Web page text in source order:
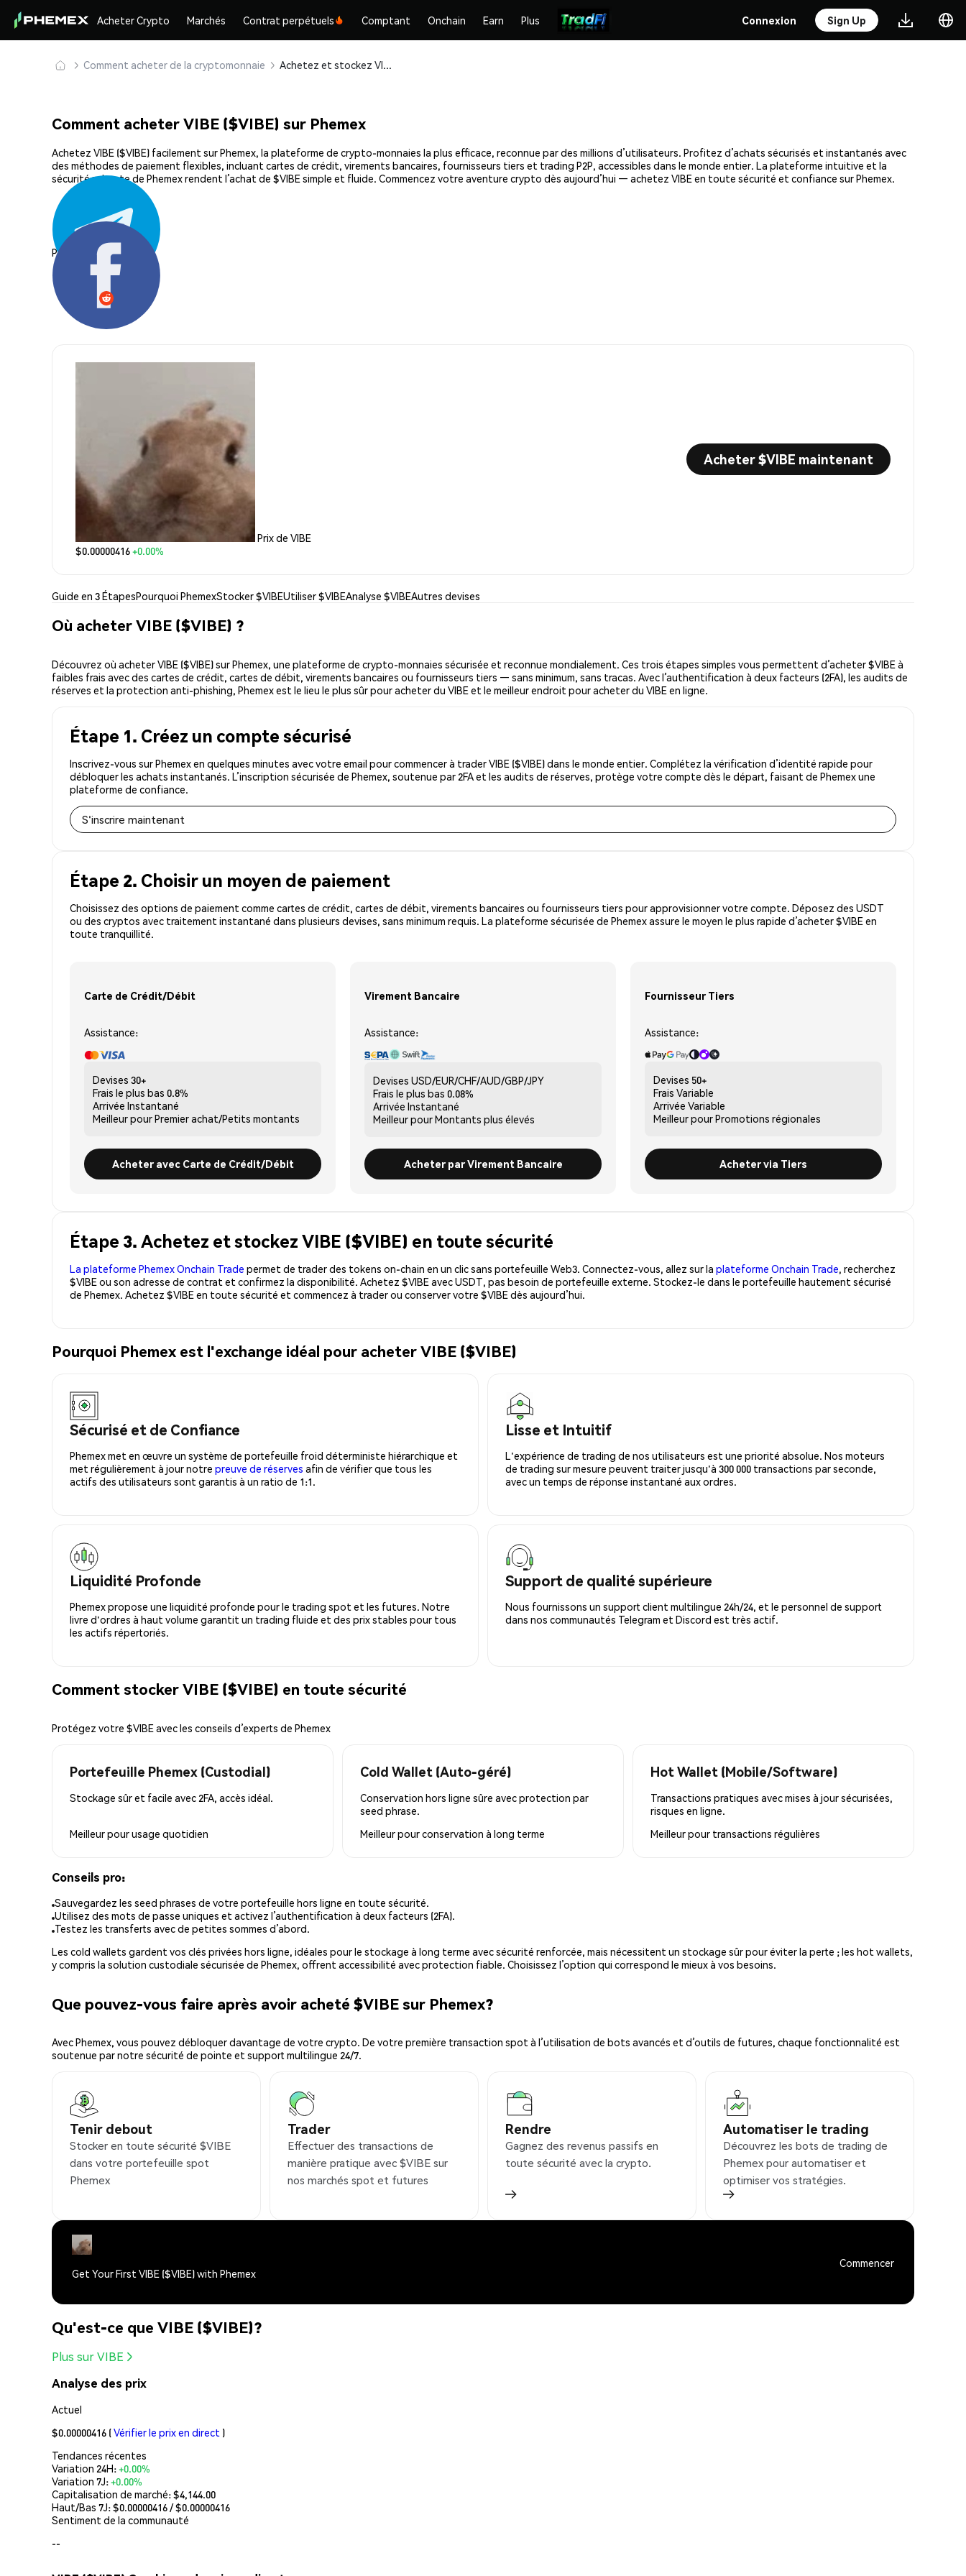
Acheter Crypto Marchés Contrat perpétuels Comptant Onchain Earn Plus Connexion Sign Up
Comment acheter de la cryptomonnaie Achetez et stockez VIBE ($VIBE) en toute sécurité
Comment acheter VIBE ($VIBE) sur Phemex
Achetez VIBE ($VIBE) facilement sur Phemex, la plateforme de crypto-monnaies la plus efficace, reconnue par des millions d’utilisateurs. Profitez d’achats sécurisés et instantanés avec
des méthodes de paiement flexibles, incluant cartes de crédit, virements bancaires, fournisseurs tiers et trading P2P, accessibles dans le monde entier. La plateforme intuitive et la
sécurité robuste de Phemex rendent l’achat de $VIBE simple et fluide. Commencez votre aventure crypto dès aujourd’hui — achetez VIBE en toute sécurité et confiance sur Phemex.
Partager:
Prix de VIBE
$0.00000416+0.00%
Acheter $VIBE maintenant
Guide en 3 ÉtapesPourquoi PhemexStocker $VIBEUtiliser $VIBEAnalyse $VIBEAutres devises
Où acheter VIBE ($VIBE) ?
Découvrez où acheter VIBE ($VIBE) sur Phemex, une plateforme de crypto-monnaies sécurisée et reconnue mondialement. Ces trois étapes simples vous permettent d’acheter $VIBE à
faibles frais avec des cartes de crédit, cartes de débit, virements bancaires ou fournisseurs tiers — sans minimum, sans tracas. Avec l’authentification à deux facteurs (2FA), les audits de
réserves et la protection anti-phishing, Phemex est le lieu le plus sûr pour acheter du VIBE et le meilleur endroit pour acheter du VIBE en ligne.
Étape 1. Créez un compte sécurisé
Inscrivez-vous sur Phemex en quelques minutes avec votre email pour commencer à trader VIBE ($VIBE) dans le monde entier. Complétez la vérification d’identité rapide pour
débloquer les achats instantanés. L’inscription sécurisée de Phemex, soutenue par 2FA et les audits de réserves, protège votre compte dès le départ, faisant de Phemex une
plateforme de confiance.
S'inscrire maintenant
Étape 2. Choisir un moyen de paiement
Choisissez des options de paiement comme cartes de crédit, cartes de débit, virements bancaires ou fournisseurs tiers pour approvisionner votre compte. Déposez des USDT
ou des cryptos avec traitement instantané dans plusieurs devises, sans minimum requis. La plateforme sécurisée de Phemex assure le moyen le plus rapide d’acheter $VIBE en
toute tranquillité.
Carte de Crédit/Débit
Assistance:
Devises 30+
Frais le plus bas 0.8%
Arrivée Instantané
Meilleur pourPremier achat/Petits montants
Acheter avec Carte de Crédit/Débit
Virement Bancaire
Assistance:
Devises USD/EUR/CHF/AUD/GBP/JPY
Frais le plus bas 0.08%
Arrivée Instantané
Meilleur pourMontants plus élevés
Acheter par Virement Bancaire
Fournisseur Tiers
Assistance:
Devises 50+
Frais Variable
Arrivée Variable
Meilleur pourPromotions régionales
Acheter via Tiers
Étape 3. Achetez et stockez VIBE ($VIBE) en toute sécurité
La plateforme Phemex Onchain Trade permet de trader des tokens on-chain en un clic sans portefeuille Web3. Connectez-vous, allez sur la plateforme Onchain Trade, recherchez
$VIBE ou son adresse de contrat et confirmez la disponibilité. Achetez $VIBE avec USDT, pas besoin de portefeuille externe. Stockez-le dans le portefeuille hautement sécurisé
de Phemex. Achetez $VIBE en toute sécurité et commencez à trader ou conserver votre $VIBE dès aujourd’hui.
Pourquoi Phemex est l'exchange idéal pour acheter VIBE ($VIBE)
Sécurisé et de Confiance
Phemex met en œuvre un système de portefeuille froid déterministe hiérarchique et
met régulièrement à jour notre preuve de réserves afin de vérifier que tous les
actifs des utilisateurs sont garantis à un ratio de 1:1.
Lisse et Intuitif
L'expérience de trading de nos utilisateurs est une priorité absolue. Nos moteurs
de trading sur mesure peuvent traiter jusqu'à 300 000 transactions par seconde,
avec un temps de réponse instantané aux ordres.
Liquidité Profonde
Phemex propose une liquidité profonde pour le trading spot et les futures. Notre
livre d'ordres à haut volume garantit un trading fluide et des prix stables pour tous
les actifs répertoriés.
Support de qualité supérieure
Nous fournissons un support client multilingue 24h/24, et le personnel de support
dans nos communautés Telegram et Discord est très actif.
Comment stocker VIBE ($VIBE) en toute sécurité
Protégez votre $VIBE avec les conseils d’experts de Phemex
Portefeuille Phemex (Custodial)
Stockage sûr et facile avec 2FA, accès idéal.
Meilleur pourusage quotidien
Cold Wallet (Auto-géré)
Conservation hors ligne sûre avec protection par
seed phrase.
Meilleur pourconservation à long terme
Hot Wallet (Mobile/Software)
Transactions pratiques avec mises à jour sécurisées,
risques en ligne.
Meilleur pour transactions régulières
Conseils pro:
Sauvegardez les seed phrases de votre portefeuille hors ligne en toute sécurité.
Utilisez des mots de passe uniques et activez l’authentification à deux facteurs (2FA).
Testez les transferts avec de petites sommes d’abord.
Les cold wallets gardent vos clés privées hors ligne, idéales pour le stockage à long terme avec sécurité renforcée, mais nécessitent un stockage sûr pour éviter la perte ; les hot wallets,
y compris la solution custodiale sécurisée de Phemex, offrent accessibilité avec protection fiable. Choisissez l’option qui correspond le mieux à vos besoins.
Que pouvez-vous faire après avoir acheté $VIBE sur Phemex?
Avec Phemex, vous pouvez débloquer davantage de votre crypto. De votre première transaction spot à l’utilisation de bots avancés et d’outils de futures, chaque fonctionnalité est
soutenue par notre sécurité de pointe et support multilingue 24/7.
Tenir debout
Stocker en toute sécurité $VIBE
dans votre portefeuille spot
Phemex
Trader
Effectuer des transactions de
manière pratique avec $VIBE sur
nos marchés spot et futures
Rendre
Gagnez des revenus passifs en
toute sécurité avec la crypto.
Automatiser le trading
Découvrez les bots de trading de
Phemex pour automatiser et
optimiser vos stratégies.
Get Your First VIBE ($VIBE) with Phemex
Commencer
Qu'est-ce que VIBE ($VIBE)?
Plus sur VIBE
Analyse des prix
Actuel
$0.00000416 (Vérifier le prix en direct )
Tendances récentes
Variation 24H:+0.00%
Variation 7J:+0.00%
Capitalisation de marché:$4,144.00
Haut/Bas 7J: $0.00000416/ $0.00000416
Sentiment de la communauté
--